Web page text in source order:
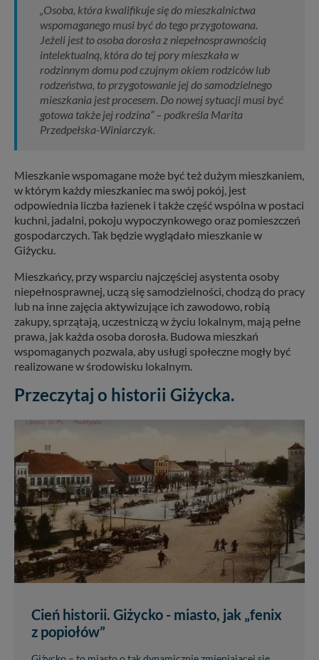
„Osoba, która kwalifikuje się do mieszkalnictwa
wspomaganego musi być do tego przygotowana.
Jeżeli jest to osoba dorosła z niepełnosprawnością
intelektualną, która do tej pory mieszkała w
rodzinnym domu pod czujnym okiem rodziców lub
rodzeństwa, to przygotowanie jej do samodzielnego
mieszkania jest procesem. Do nowej sytuacji musi być
gotowa także jej rodzina” – podkreśla Marita
Przedpełska-Winiarczyk.
Mieszkanie wspomagane może być też dużym mieszkaniem,
w którym każdy mieszkaniec ma swój pokój, jest
odpowiednia liczba łazienek i także część wspólna w postaci
kuchni, jadalni, pokoju wypoczynkowego oraz pomieszczeń
gospodarczych. Tak będzie wyglądało mieszkanie w
Giżycku.
Mieszkańcy, przy wsparciu najczęściej asystenta osoby
niepełnosprawnej, uczą się samodzielności, chodzą do pracy
lub na inne zajęcia aktywizujące ich zawodowo, robią
zakupy, sprzątają, uczestniczą w życiu lokalnym, mają pełne
prawa, jak każda osoba dorosła. Budowa mieszkań
wspomaganych pozwala, aby usługi społeczne mogły być
realizowane w środowisku lokalnym.
Przeczytaj o historii Giżycka.
Cień historii. Giżycko - miasto, jak „fenix
z popiołów”